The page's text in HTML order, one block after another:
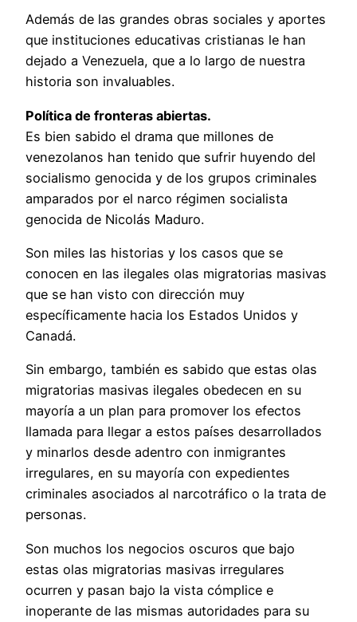
Además de las grandes obras sociales y aportes
que instituciones educativas cristianas le han
dejado a Venezuela, que a lo largo de nuestra
historia son invaluables.
Política de fronteras abiertas.
Es bien sabido el drama que millones de
venezolanos han tenido que sufrir huyendo del
socialismo genocida y de los grupos criminales
amparados por el narco régimen socialista
genocida de Nicolás Maduro.
Son miles las historias y los casos que se
conocen en las ilegales olas migratorias masivas
que se han visto con dirección muy
específicamente hacia los Estados Unidos y
Canadá.
Sin embargo, también es sabido que estas olas
migratorias masivas ilegales obedecen en su
mayoría a un plan para promover los efectos
llamada para llegar a estos países desarrollados
y minarlos desde adentro con inmigrantes
irregulares, en su mayoría con expedientes
criminales asociados al narcotráfico o la trata de
personas.
Son muchos los negocios oscuros que bajo
estas olas migratorias masivas irregulares
ocurren y pasan bajo la vista cómplice e
inoperante de las mismas autoridades para su